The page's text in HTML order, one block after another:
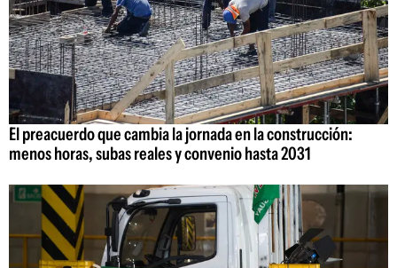
El preacuerdo que cambia la jornada en la construcción:
menos horas, subas reales y convenio hasta 2031